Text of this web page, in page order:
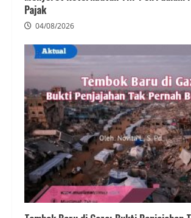
Pajak
04/08/2026